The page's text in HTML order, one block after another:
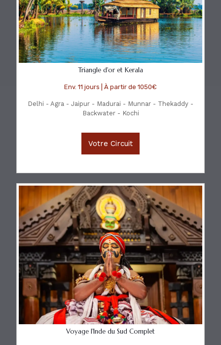
Triangle d'or et Kerala
Env. 11 jours | À partir de 1050€
Delhi - Agra - Jaipur - Madurai - Munnar - Thekaddy -
Backwater - Kochi
Votre Circuit
Voyage l'Inde du Sud Complet